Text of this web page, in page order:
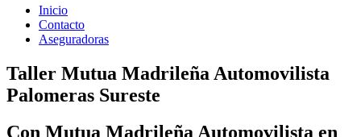
Inicio
Contacto
Aseguradoras
Taller Mutua Madrileña Automovilista
Palomeras Sureste
Con Mutua Madrileña Automovilista en